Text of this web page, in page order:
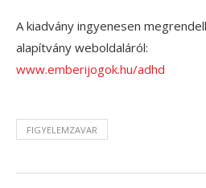
A kiadvány ingyenesen
alapítvány weboldaláról:
www.emberijogok.hu/adhd
FIGYELEMZAVAR